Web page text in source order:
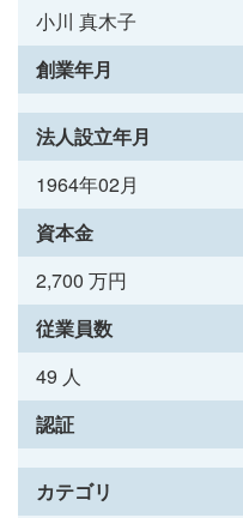
小川 真木子
創業年月
法人設立年月
1964年02月
資本金
2,700 万円
従業員数
49 人
認証
カテゴリ